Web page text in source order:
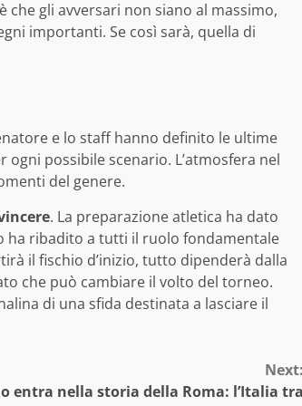
che gli avversari non siano al massimo,
importanti. Se così sarà, quella di
e lo staff hanno definito le ultime
possibile scenario. L’atmosfera nel
del genere.
. La preparazione atletica ha dato
ha ribadito a tutti il ruolo fondamentale
il fischio d’inizio, tutto dipenderà dalla
che può cambiare il volto del torneo.
di una sfida destinata a lasciare il
entra nella storia della Roma: l’Italia